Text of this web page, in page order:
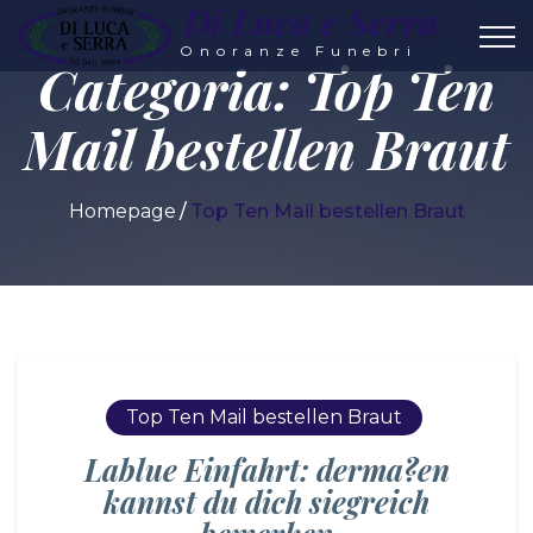
Di Luca e Serra
Onoranze Funebri
Categoria: Top Ten
Mail bestellen Braut
Homepage Top Ten Mail bestellen Braut
Top Ten Mail bestellen Braut
Lablue Einfahrt: derma?en
kannst du dich siegreich